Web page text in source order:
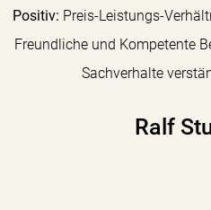
Positiv: Preis-Leistungs-
Freundliche und Kompetente
Sachverhalte
Ralf